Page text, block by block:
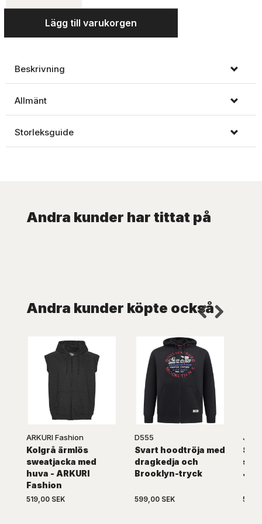
Lägg till varukorgen
Beskrivning
Allmänt
Storleksguide
Andra kunder har tittat på
Andra kunder köpte också
ARKURI Fashion
Kolgrå ärmlös
sweatjacka med
huva - ARKURI
Fashion
519,00 SEK
D555
Svart hoodtröja med
dragkedja och
Brooklyn-tryck
599,00 SEK
Jack